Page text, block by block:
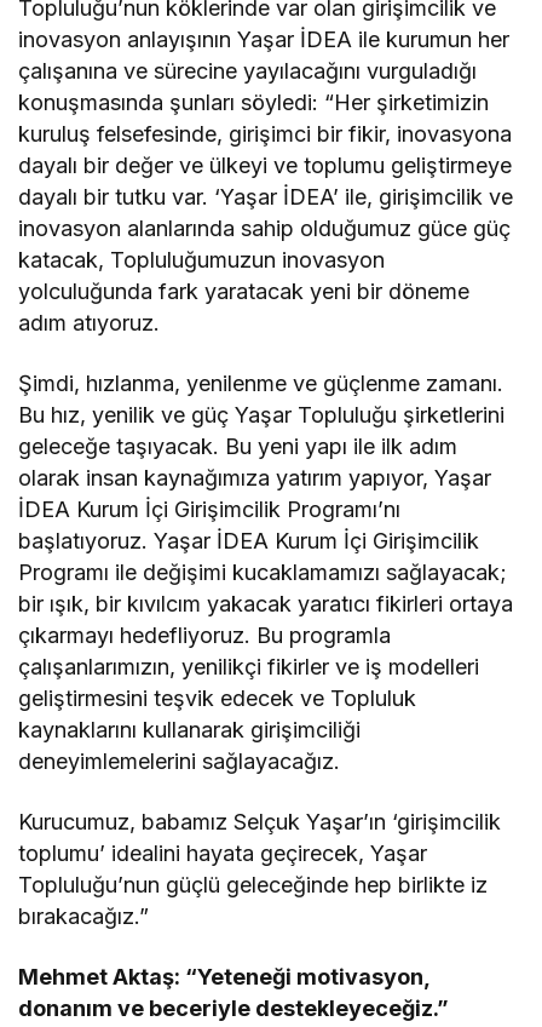
Topluluğu’nun köklerinde var olan girişimcilik ve
inovasyon anlayışının Yaşar İDEA ile kurumun her
çalışanına ve sürecine yayılacağını vurguladığı
konuşmasında şunları söyledi: “Her şirketimizin
kuruluş felsefesinde, girişimci bir fikir, inovasyona
dayalı bir değer ve ülkeyi ve toplumu geliştirmeye
dayalı bir tutku var. ‘Yaşar İDEA’ ile, girişimcilik ve
inovasyon alanlarında sahip olduğumuz güce güç
katacak, Topluluğumuzun inovasyon
yolculuğunda fark yaratacak yeni bir döneme
adım atıyoruz.
Şimdi, hızlanma, yenilenme ve güçlenme zamanı.
Bu hız, yenilik ve güç Yaşar Topluluğu şirketlerini
geleceğe taşıyacak. Bu yeni yapı ile ilk adım
olarak insan kaynağımıza yatırım yapıyor, Yaşar
İDEA Kurum İçi Girişimcilik Programı’nı
başlatıyoruz. Yaşar İDEA Kurum İçi Girişimcilik
Programı ile değişimi kucaklamamızı sağlayacak;
bir ışık, bir kıvılcım yakacak yaratıcı fikirleri ortaya
çıkarmayı hedefliyoruz. Bu programla
çalışanlarımızın, yenilikçi fikirler ve iş modelleri
geliştirmesini teşvik edecek ve Topluluk
kaynaklarını kullanarak girişimciliği
deneyimlemelerini sağlayacağız.
Kurucumuz, babamız Selçuk Yaşar’ın ‘girişimcilik
toplumu’ idealini hayata geçirecek, Yaşar
Topluluğu’nun güçlü geleceğinde hep birlikte iz
bırakacağız.”
Mehmet Aktaş: “Yeteneği motivasyon,
donanım ve beceriyle destekleyeceğiz.”